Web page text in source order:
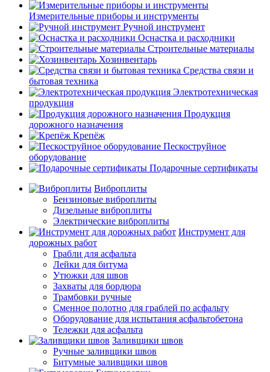
Измерительные приборы и инструменты
Ручной инструмент
Оснастка и расходники
Строительные материалы
Хозинвентарь
Средства связи и
бытовая техника
Электротехническая
продукция
Продукция
дорожного назначения
Крепёж
Пескоструйное
оборудование
Подарочные сертификаты
Виброплиты
Бензиновые виброплиты
Дизельные виброплиты
Электрические виброплиты
Инструмент для
дорожных работ
Грабли для асфальта
Лейки для битума
Утюжки для швов
Захваты для бордюра
Трамбовки ручные
Сменное полотно для граблей по асфальту
Оборудование для испытания асфальтобетона
Тележки для асфальта
Заливщики швов
Ручные заливщики швов
Битумные заливщики швов